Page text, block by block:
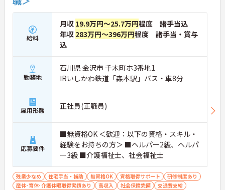
給料
月収 19.9万円～25.7万円程度 諸手当込
年収 283万円～396万円程度 諸手当・賞与
込
勤務地
石川県 金沢市 千木町ホ3番地1
IRいしかわ鉄道「森本駅」バス・車8分
雇用形態 正社員(正職員)
応募要件
■無資格OK ＜歓迎：以下の資格・スキル・
経験をお持ちの方＞ ■ヘルパー2級、ヘルパ
ー3級 ■介護福祉士、社会福祉士
残業少なめ 住宅手当・補助 無資格OK 資格取得サポート
研修制度あり
産休･育休･介護休暇取得実績あり
高収入 社会保険完備
交通費支給